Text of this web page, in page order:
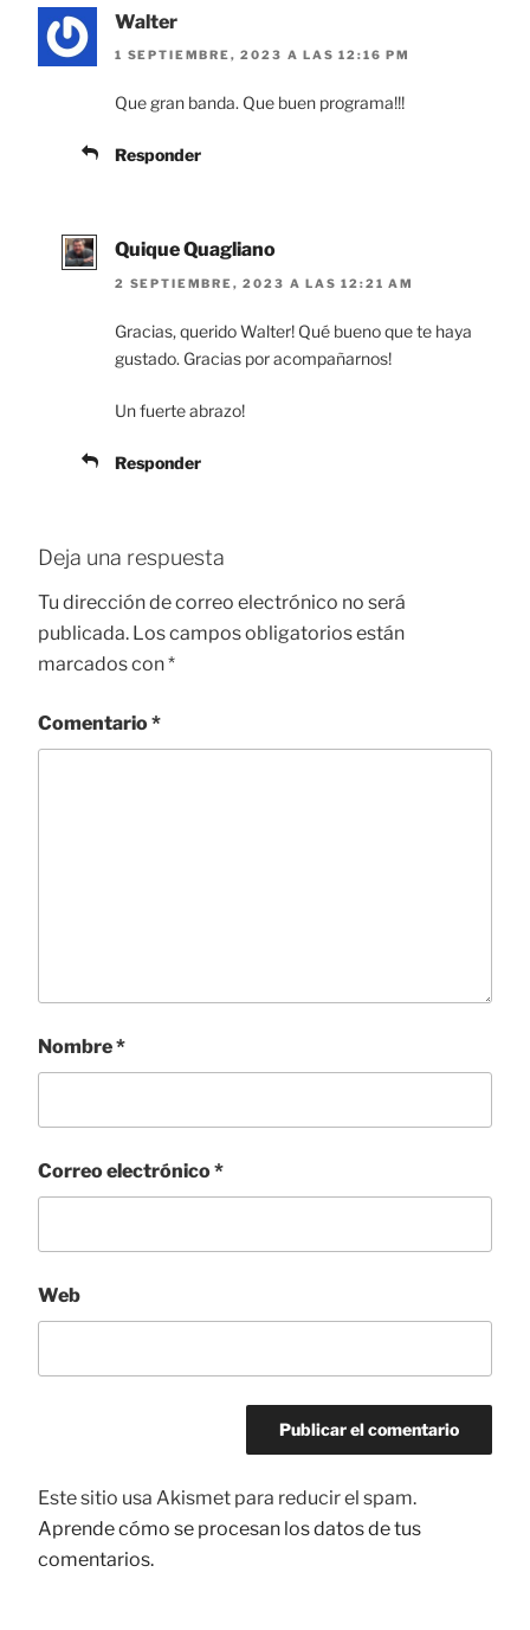
Walter
1 SEPTIEMBRE, 2023 A LAS 12:16 PM
Que gran banda. Que buen programa!!!
Responder
Quique Quagliano
2 SEPTIEMBRE, 2023 A LAS 12:21 AM
Gracias, querido Walter! Qué bueno que te haya
gustado. Gracias por acompañarnos!
Un fuerte abrazo!
Responder
Deja una respuesta
Tu dirección de correo electrónico no será
publicada. Los campos obligatorios están
marcados con*
Comentario*
Nombre*
Correo electrónico*
Web
Este sitio usa Akismet para reducir el spam.
Aprende cómo se procesan los datos de tus
comentarios.